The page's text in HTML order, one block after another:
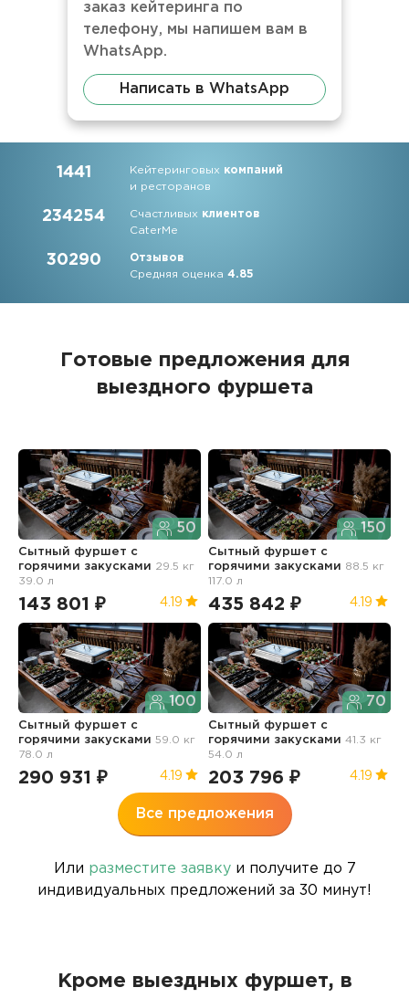
заказ кейтеринга по
телефону, мы напишем вам в
WhatsApp.
Написать в WhatsApp
1441 Кейтеринговых компаний
и ресторанов
234254 Счастливых клиентов
CaterMe
30290
Отзывов
Средняя оценка4.85
Готовые предложения для
выездного фуршета
50
Сытный фуршет с
горячими закусками 29.5 кг
39.0 л
143 801 ₽ 4.19
150
Сытный фуршет с
горячими закусками 88.5 кг
117.0 л
435 842 ₽ 4.19
100
Сытный фуршет с
горячими закусками59.0 кг
78.0 л
290 931 ₽ 4.19
70
Сытный фуршет с
горячими закусками41.3 кг
54.0 л
203 796 ₽ 4.19
Все предложения
Или разместите заявкуи получите до 7
индивидуальных предложений за 30 минут!
Кроме выездных фуршет, в